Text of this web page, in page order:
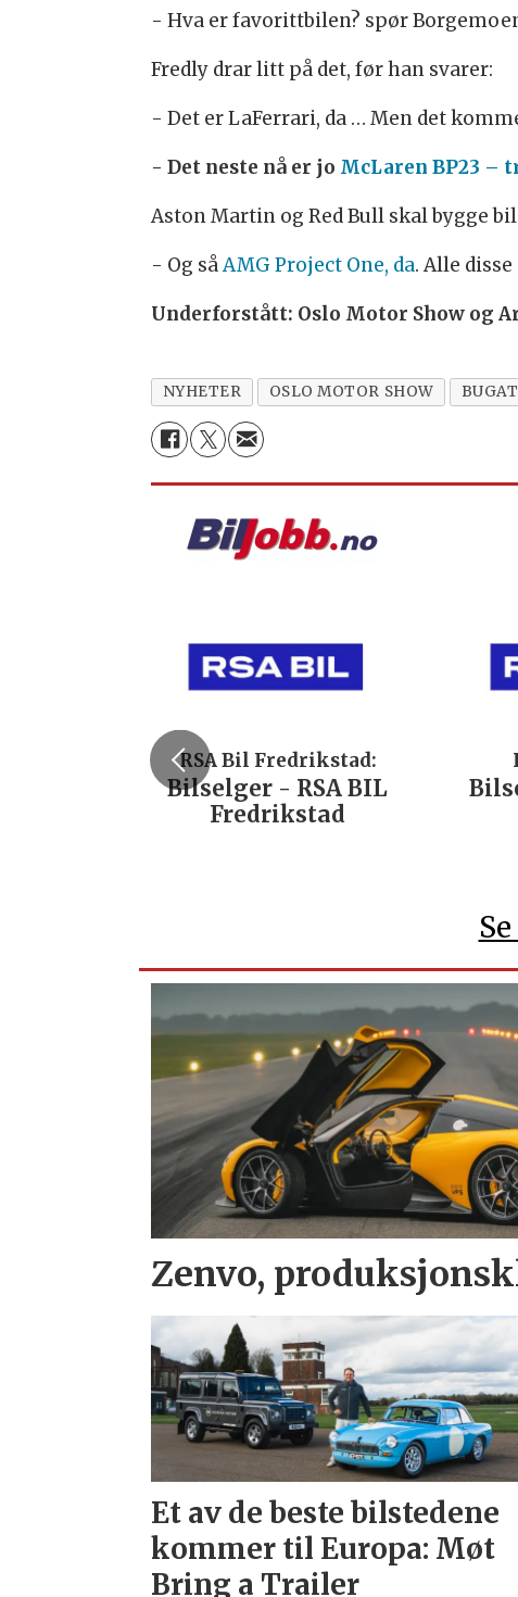
- Hva er favorittbilen? spør
Fredly drar litt på det, før han svarer:
- Det er LaFerrari, da … Men det
- Det neste nå er jo McLaren BP23 –
Aston Martin og Red Bull skal bygge
- Og såAMG Project One, da. Alle
Underforstått: Oslo Motor Show og
NYHETER OSLO MOTOR SHOW
RSA Bil Fredrikstad:
Bilselger - RSA BIL
Fredrikstad
Zenvo,
Et av de beste bilstedene
kommer til Europa: Møt
Bring a Trailer